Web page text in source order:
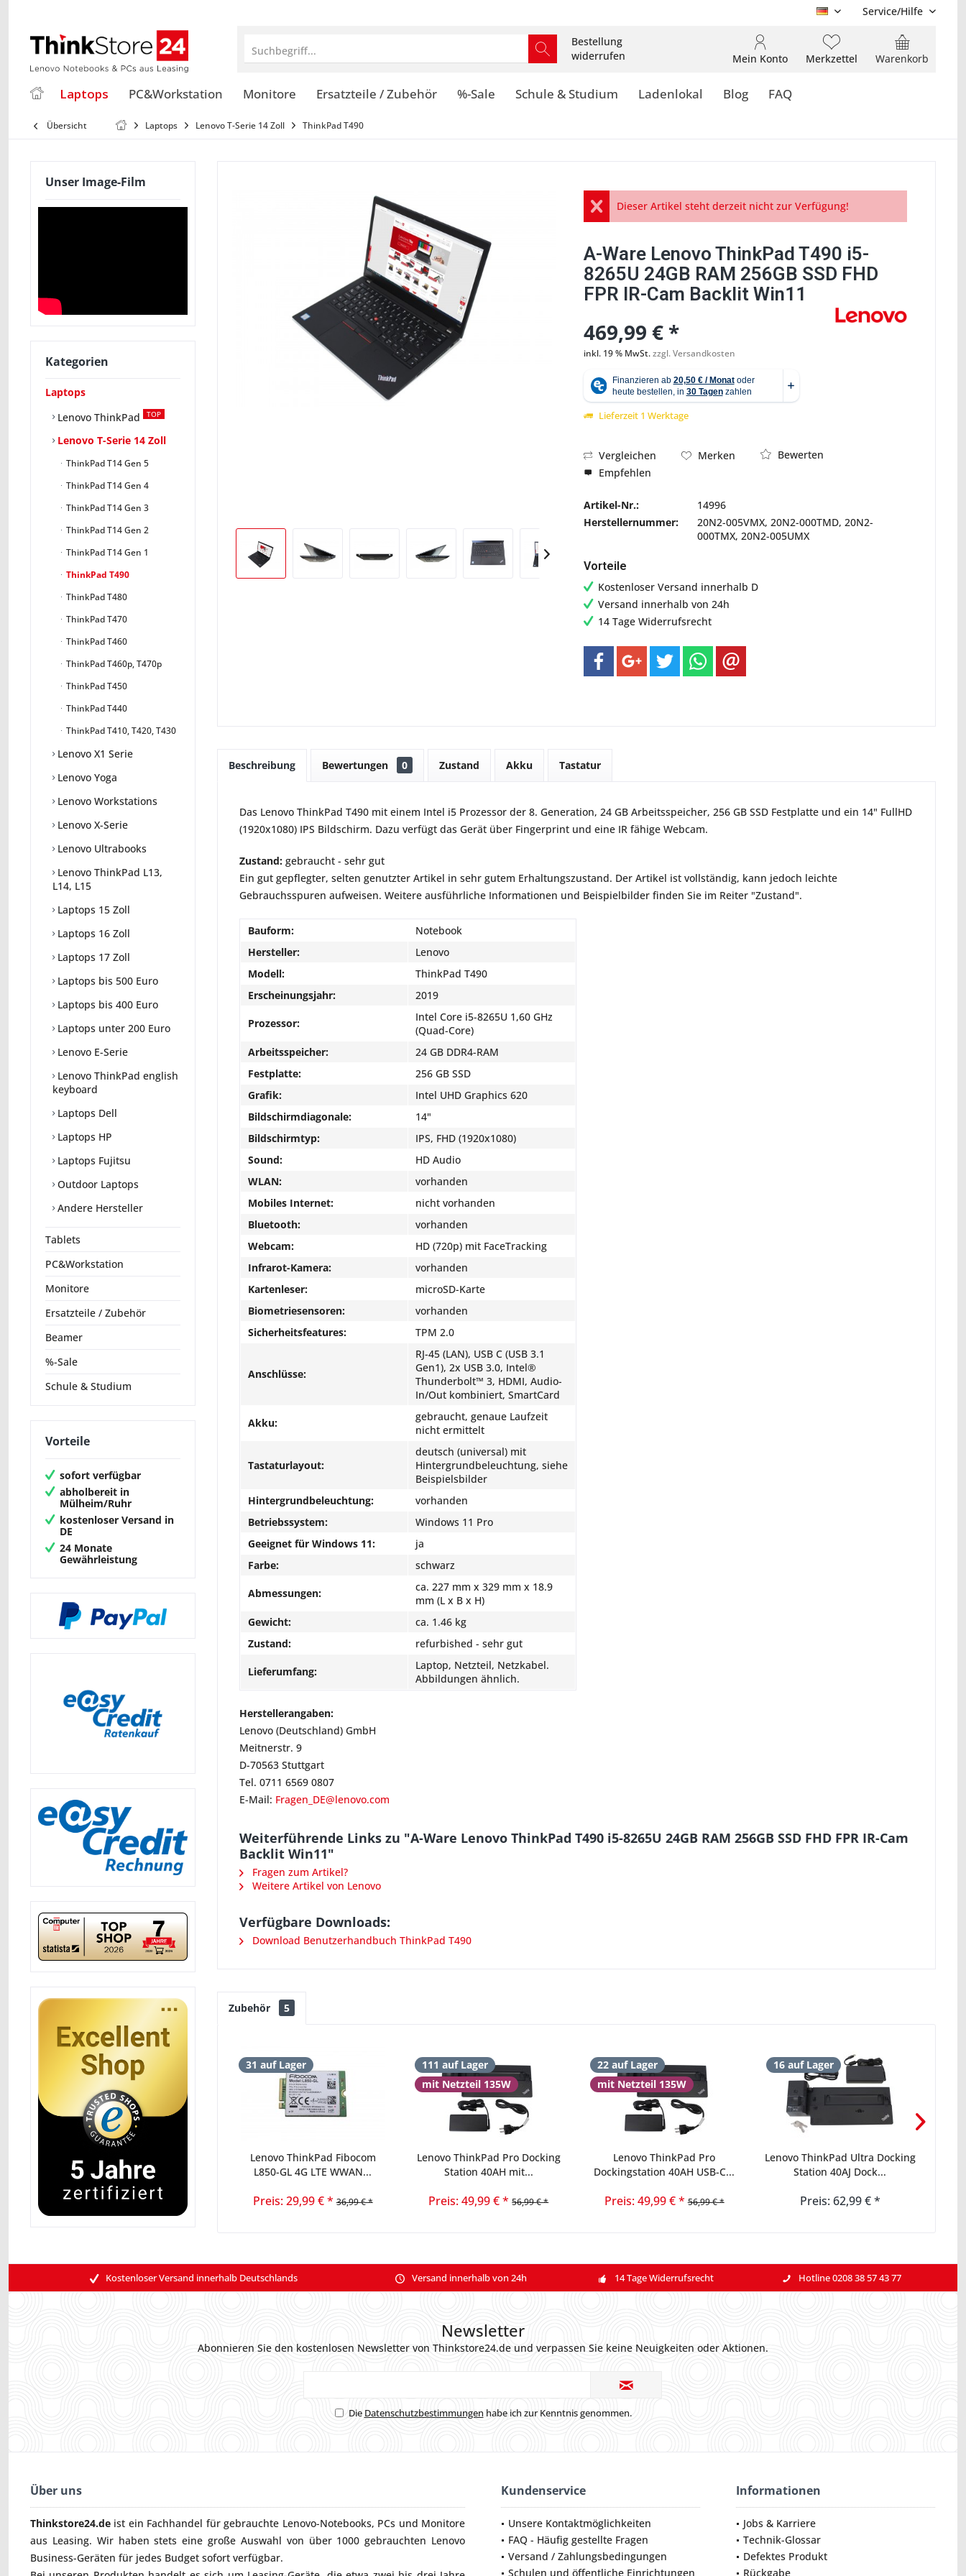
DE Service/Hilfe
Suchbegriff...
Bestellung
widerrufen
Warenkorb
Merkzettel
Mein Konto
Laptops PC&Workstation Monitore Ersatzteile / Zubehör %-Sale Schule & Studium Ladenlokal Blog FAQ
Übersicht Laptops Lenovo T-Serie 14 Zoll ThinkPad T490
Unser Image-Film
Kategorien
Laptops
Lenovo ThinkPad
TOP
Lenovo T-Serie 14 Zoll
ThinkPad T14 Gen 5
ThinkPad T14 Gen 4
ThinkPad T14 Gen 3
ThinkPad T14 Gen 2
ThinkPad T14 Gen 1
ThinkPad T490
ThinkPad T480
ThinkPad T470
ThinkPad T460
ThinkPad T460p, T470p
ThinkPad T450
ThinkPad T440
ThinkPad T410, T420, T430
Lenovo X1 Serie
Lenovo Yoga
Lenovo Workstations
Lenovo X-Serie
Lenovo Ultrabooks
Lenovo ThinkPad L13,
L14, L15
Laptops 15 Zoll
Laptops 16 Zoll
Laptops 17 Zoll
Laptops bis 500 Euro
Laptops bis 400 Euro
Laptops unter 200 Euro
Lenovo E-Serie
Lenovo ThinkPad english
keyboard
Laptops Dell
Laptops HP
Laptops Fujitsu
Outdoor Laptops
Andere Hersteller
Tablets
PC&Workstation
Monitore
Ersatzteile / Zubehör
Beamer
%-Sale
Schule & Studium
Vorteile
sofort verfügbar
abholbereit in
Mülheim/Ruhr
kostenloser Versand in
DE
24 Monate
Gewährleistung
Abbildung ähnlich
Dieser Artikel steht derzeit nicht zur Verfügung!
A-Ware Lenovo ThinkPad T490 i5-
8265U 24GB RAM 256GB SSD FHD
FPR IR-Cam Backlit Win11
469,99 € *
inkl. 19 % MwSt.zzgl. Versandkosten
Lieferzeit 1 Werktage
Vergleichen Merken
Bewerten
Empfehlen
Artikel-Nr.:
14996
Herstellernummer:
20N2-005VMX, 20N2-000TMD, 20N2-
000TMX, 20N2-005UMX
Vorteile
Kostenloser Versand innerhalb D
Versand innerhalb von 24h
14 Tage Widerrufsrecht
Beschreibung Bewertungen 0 Zustand Akku Tastatur
Das Lenovo ThinkPad T490 mit einem Intel i5 Prozessor der 8. Generation, 24 GB Arbeitsspeicher, 256 GB SSD Festplatte und ein 14" FullHD
(1920x1080) IPS Bildschirm. Dazu verfügt das Gerät über Fingerprint und eine IR fähige Webcam.
Zustand: gebraucht - sehr gut
Ein gut gepflegter, selten genutzter Artikel in sehr gutem Erhaltungszustand. Der Artikel ist vollständig, kann jedoch leichte
Gebrauchsspuren aufweisen. Weitere ausführliche Informationen und Beispielbilder finden Sie im Reiter "Zustand".
Bauform:
Notebook
Hersteller:
Lenovo
Modell:
ThinkPad T490
Erscheinungsjahr:
2019
Prozessor:
Intel Core i5-8265U 1,60 GHz
(Quad-Core)
Arbeitsspeicher:
24 GB DDR4-RAM
Festplatte:
256 GB SSD
Grafik:
Intel UHD Graphics 620
Bildschirmdiagonale:
14"
Bildschirmtyp:
IPS, FHD (1920x1080)
Sound:
HD Audio
WLAN:
vorhanden
Mobiles Internet:
nicht vorhanden
Bluetooth:
vorhanden
Webcam:
HD (720p) mit FaceTracking
Infrarot-Kamera:
vorhanden
Kartenleser:
microSD-Karte
Biometriesensoren:
vorhanden
Sicherheitsfeatures:
TPM 2.0
Anschlüsse:
RJ-45 (LAN), USB C (USB 3.1
Gen1), 2x USB 3.0, Intel®
Thunderbolt™ 3, HDMI, Audio-
In/Out kombiniert, SmartCard
Akku:
gebraucht, genaue Laufzeit
nicht ermittelt
Tastaturlayout:
deutsch (universal) mit
Hintergrundbeleuchtung, siehe
Beispielsbilder
Hintergrundbeleuchtung:
vorhanden
Betriebssystem:
Windows 11 Pro
Geeignet für Windows 11:
ja
Farbe:
schwarz
Abmessungen:
ca. 227 mm x 329 mm x 18.9
mm (L x B x H)
Gewicht:
ca. 1.46 kg
Zustand:
refurbished - sehr gut
Lieferumfang:
Laptop, Netzteil, Netzkabel.
Abbildungen ähnlich.
Herstellerangaben:
Lenovo (Deutschland) GmbH
Meitnerstr. 9
D-70563 Stuttgart
Tel. 0711 6569 0807
E-Mail: Fragen_DE@lenovo.com
Weiterführende Links zu "A-Ware Lenovo ThinkPad T490 i5-8265U 24GB RAM 256GB SSD FHD FPR IR-Cam
Backlit Win11"
Fragen zum Artikel?
Weitere Artikel von Lenovo
Verfügbare Downloads:
Download Benutzerhandbuch ThinkPad T490
Zubehör 5
31 auf Lager
Lenovo ThinkPad Fibocom
L850-GL 4G LTE WWAN...
Preis: 29,99 € * 36,99 € *
111 auf Lager
mit Netzteil 135W
Lenovo ThinkPad Pro Docking
Station 40AH mit...
Preis: 49,99 € * 56,99 € *
22 auf Lager
mit Netzteil 135W
Lenovo ThinkPad Pro
Dockingstation 40AH USB-C...
Preis: 49,99 € * 56,99 € *
16 auf Lager
Lenovo ThinkPad Ultra Docking
Station 40AJ Dock...
Preis: 62,99 € *
Kostenloser Versand innerhalb Deutschlands Versand innerhalb von 24h 14 Tage Widerrufsrecht Hotline 0208 38 57 43 77
Newsletter
Abonnieren Sie den kostenlosen Newsletter von Thinkstore24.de und verpassen Sie keine Neuigkeiten oder Aktionen.
Die Datenschutzbestimmungen habe ich zur Kenntnis genommen.
Über uns
Thinkstore24.de ist ein Fachhandel für gebrauchte Lenovo-Notebooks, PCs und Monitore
aus Leasing. Wir haben stets eine große Auswahl von über 1000 gebrauchten Lenovo
Business-Geräten für jedes Budget sofort verfügbar.
Kundenservice
Unsere Kontaktmöglichkeiten
FAQ - Häufig gestellte Fragen
Versand / Zahlungsbedingungen
Schulen und öffentliche Einrichtungen
Informationen
Jobs & Karriere
Technik-Glossar
Defektes Produkt
Rückgabe